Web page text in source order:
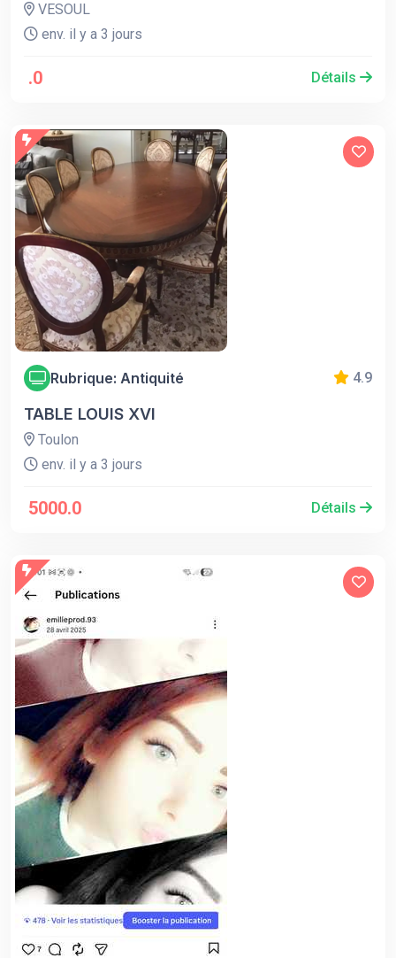
VESOUL
env. il y a 3 jours
.0 Détails
Rubrique: Antiquité 4.9
TABLE LOUIS XVI
Toulon
env. il y a 3 jours
5000.0 Détails